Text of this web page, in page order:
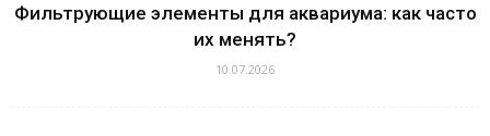
Фильтрующие элементы для аквариума: как часто
их менять?
10.07.2026